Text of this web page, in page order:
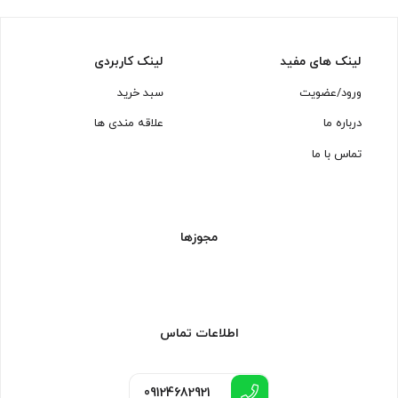
لینک های مفید
ورود/عضویت
درباره ما
تماس با ما
لینک کاربردی
سبد خرید
علاقه مندی ها
مجوزها
اطلاعات تماس
09124682921